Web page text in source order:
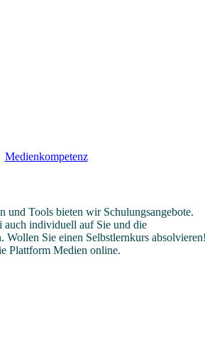
Medienkompetenz
und Tools bieten wir Schulungsangebote.
auch individuell auf Sie und die
Wollen Sie einen Selbstlernkurs
Plattform Medien online.